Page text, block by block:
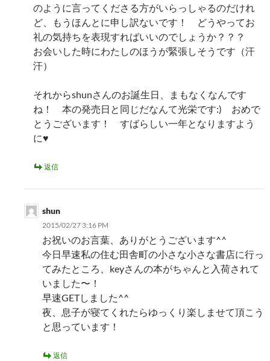
のように言ってくださる方がいらっしゃるのだけれ
ど、もうほんとに申し訳ないです！ どうやってお
礼の気持ちを表現すればいいのでしょうか？？？
お会いした時にわたしのほうが緊張しそうです（汗
汗）
それからshunさんのお誕生日、まもなくなんです
ね！ 本の発売日と同じだなんて光栄です:) おめで
とうございます！ すばらしい一年となりますよう
に♥
返信
shun
2015/02/27 3:16 PM
お祝いのお言葉、ありがとうございます^^
今日早速私の住む田舎町の小さな小さな書店に行っ
てみたところ、keyさんの本がちゃんと入荷されて
いました〜！
早速GETしました^^
夜、息子が寝てくれたらゆっくり楽しませて頂こう
と思っています！
返信